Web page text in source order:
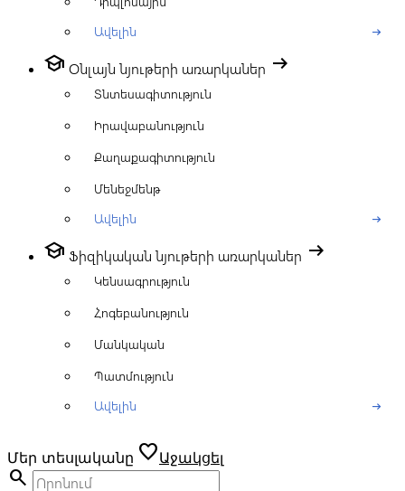
Ավելին
arrow_right_alt
school Օնլայն նյութերի առարկաներ arrow_right_alt
Տնտեսագիտություն
Իրավաբանություն
Քաղաքագիտություն
Մենեջմենթ
Ավելին
arrow_right_alt
school Ֆիզիկական նյութերի առարկաներ arrow_right_alt
Կենսագրություն
Հոգեբանություն
Մանկական
Պատմություն
Ավելին
arrow_right_alt
Մեր տեսլականը favoriteԱջակցել
search